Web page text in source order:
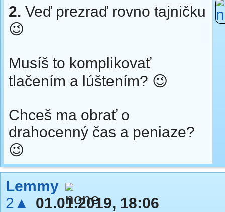
2. Veď prezraď rovno tajničku
😉
Musíš to komplikovať
tlačením a lúštením? 😉
Chceš ma obrať o
drahocenný čas a peniaze?
😉
Lemmy
2▲
01.01.2019, 18:06